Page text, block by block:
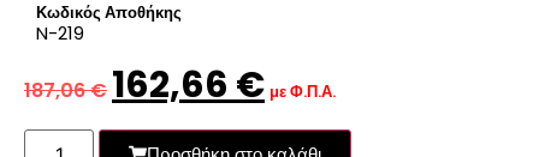
Κωδικός Αποθήκης
N-219
187,06€ 162,66 € με Φ.Π.Α.